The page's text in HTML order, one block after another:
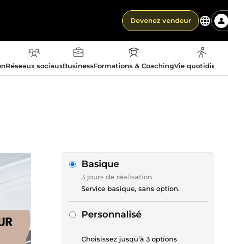
Devenez vendeur
Réseaux sociauxBusinessFormations & CoachingVie
Basique
3 jours de réalisation
Service basique, sans option.
Personnalisé
Choisissez jusqu’à 3 options